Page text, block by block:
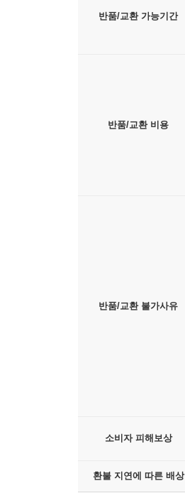
반품/교환 가능기간
반품/교환 비용
반품/교환 불가사유
소비자 피해보상
환불 지연에 따른 배상